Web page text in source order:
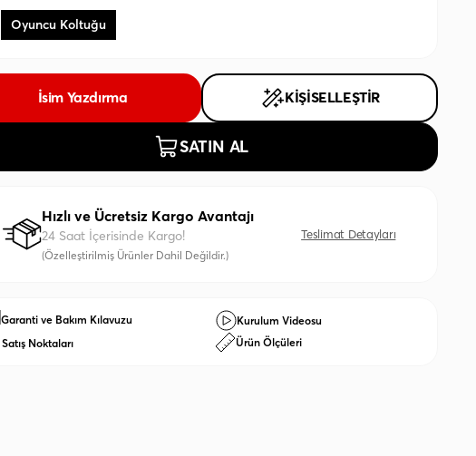
Oyuncu Koltuğu
İsim Yazdırma KİŞİSELLEŞTİR
SATIN AL
Hızlı ve Ücretsiz Kargo Avantajı
24 Saat İçerisinde Kargo!
(Özelleştirilmiş Ürünler Dahil Değildir.)
Teslimat Detayları
Garanti ve Bakım Kılavuzu
Kurulum Videosu
Satış Noktaları
Ürün Ölçüleri